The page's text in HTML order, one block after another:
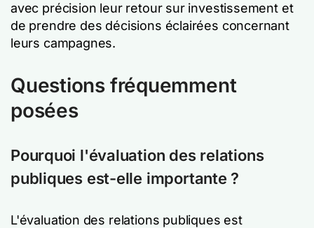
avec précision leur retour sur investissement et
de prendre des décisions éclairées concernant
leurs campagnes.
Questions fréquemment
posées
Pourquoi l'évaluation des relations
publiques est-elle importante ?
L'évaluation des relations publiques est